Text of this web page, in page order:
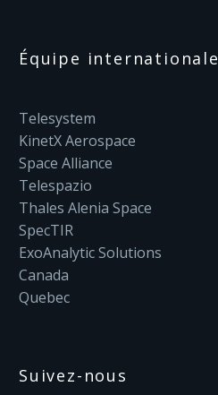
Équipe internationale
Telesystem
KinetX Aerospace
Space Alliance
Telespazio
Thales Alenia Space
SpecTIR
ExoAnalytic Solutions
Canada
Quebec
Suivez-nous